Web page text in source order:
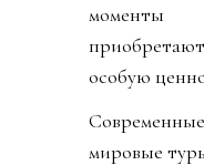
моменты
приобретают
особую
Современные
мировые